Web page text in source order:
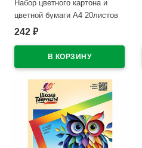
Набор цветного картона и
цветной бумаги А4 20листов
немелованные односторонние
242 ₽